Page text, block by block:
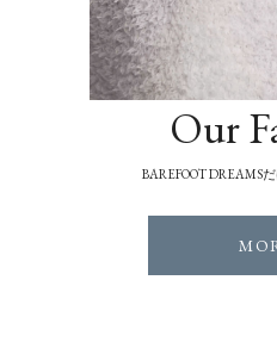
Our
BAREFOOT DREAMS